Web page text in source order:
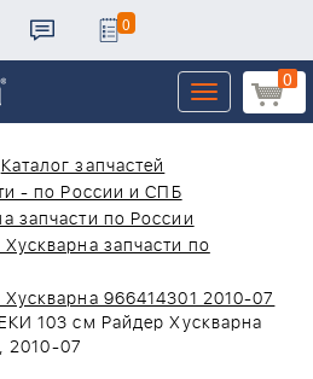
0
0
Toggle
navigation
Каталог запчастей
- по России и СПБ
запчасти по России
Хускварна запчасти по
Хускварна 966414301 2010-07
103 см Райдер Хускварна
2010-07